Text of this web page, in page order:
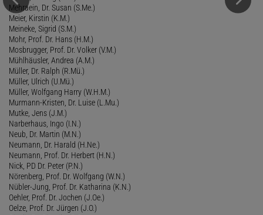
Mehraein, Dr. Susan (S.Me.)
Meier, Kirstin (K.M.)
Meineke, Sigrid (S.M.)
Mohr, Prof. Dr. Hans (H.M.)
Mosbrugger, Prof. Dr. Volker (V.M.)
Mühlhäusler, Andrea (A.M.)
Müller, Dr. Ralph (R.Mü.)
Müller, Ulrich (U.Mü.)
Müller, Wolfgang Harry (W.H.M.)
Murmann-Kristen, Dr. Luise (L.Mu.)
Mutke, Jens (J.M.)
Narberhaus, Ingo (I.N.)
Neub, Dr. Martin (M.N.)
Neumann, Dr. Harald (H.Ne.)
Neumann, Prof. Dr. Herbert (H.N.)
Nick, PD Dr. Peter (P.N.)
Nörenberg, Prof. Dr. Wolfgang (W.N.)
Nübler-Jung, Prof. Dr. Katharina (K.N.)
Oehler, Prof. Dr. Jochen (J.Oe.)
Oelze, Prof. Dr. Jürgen (J.O.)